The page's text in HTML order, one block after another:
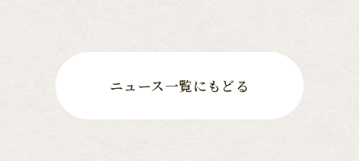
ニュース一覧にもどる